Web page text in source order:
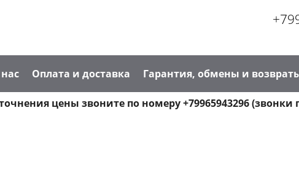
Оплата и доставка Гарантия, обмены и
цены звоните по номеру +79965943296